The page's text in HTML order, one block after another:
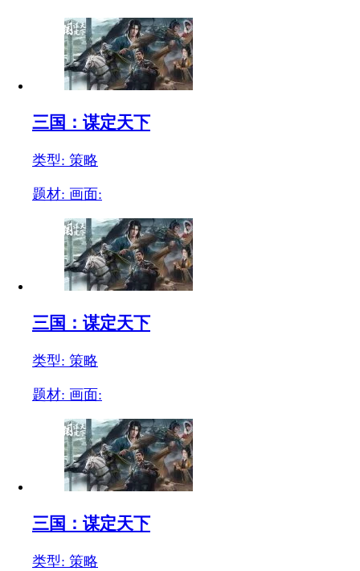
三国：谋定天下
类型: 策略
题材: 画面:
三国：谋定天下
类型: 策略
题材: 画面:
三国：谋定天下
类型: 策略